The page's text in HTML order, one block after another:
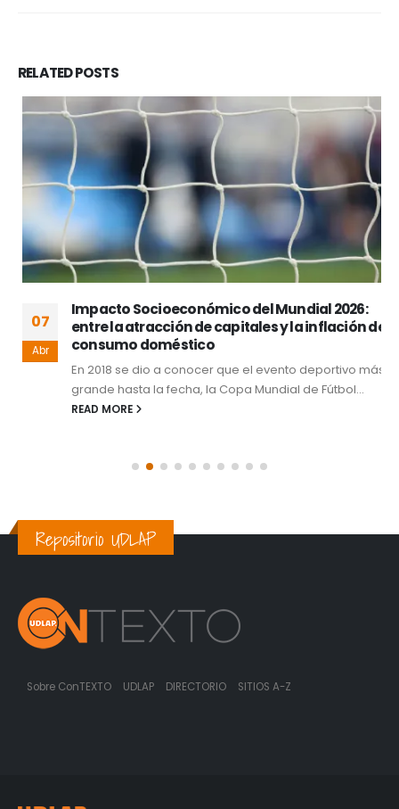
RELATEDPOSTS
07
Abr
Impacto Socioeconómico del Mundial 2026:
entre la atracción de capitales y la inflación de
consumo doméstico
En 2018 se dio a conocer que el evento deportivo más
grande hasta la fecha, la Copa Mundial de Fútbol...
READ MORE
Repositorio UDLAP
Sobre ConTEXTO UDLAP DIRECTORIO SITIOS A-Z